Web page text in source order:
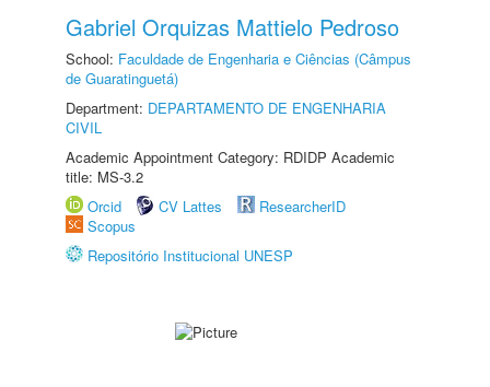
Gabriel Orquizas Mattielo Pedroso
School: Faculdade de Engenharia e Ciências (Câmpus
de Guaratinguetá)
Department: DEPARTAMENTO DE ENGENHARIA
CIVIL
Academic Appointment Category: RDIDP Academic
title: MS-3.2
Orcid
CV Lattes
ResearcherID
Scopus
Repositório Institucional UNESP